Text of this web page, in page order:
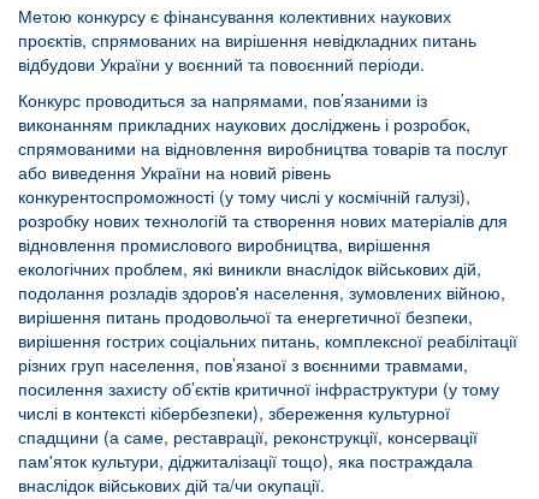
Метою конкурсу є фінансування колективних наукових
проєктів, спрямованих на вирішення невідкладних питань
відбудови України у воєнний та повоєнний періоди.
Конкурс проводиться за напрямами, пов’язаними із
виконанням прикладних наукових досліджень і розробок,
спрямованими на відновлення виробництва товарів та послуг
або виведення України на новий рівень
конкурентоспроможності (у тому числі у космічній галузі),
розробку нових технологій та створення нових матеріалів для
відновлення промислового виробництва, вирішення
екологічних проблем, які виникли внаслідок військових дій,
подолання розладів здоров'я населення, зумовлених війною,
вирішення питань продовольчої та енергетичної безпеки,
вирішення гострих соціальних питань, комплексної реабілітації
різних груп населення, пов’язаної з воєнними травмами,
посилення захисту об’єктів критичної інфраструктури (у тому
числі в контексті кібербезпеки), збереження культурної
спадщини (а саме, реставрації, реконструкції, консервації
пам'яток культури, діджиталізації тощо), яка постраждала
внаслідок військових дій та/чи окупації.